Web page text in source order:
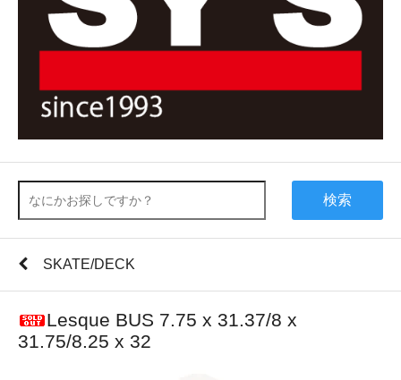
検索
SKATE/DECK
Lesque BUS 7.75 x 31.37/8 x
31.75/8.25 x 32